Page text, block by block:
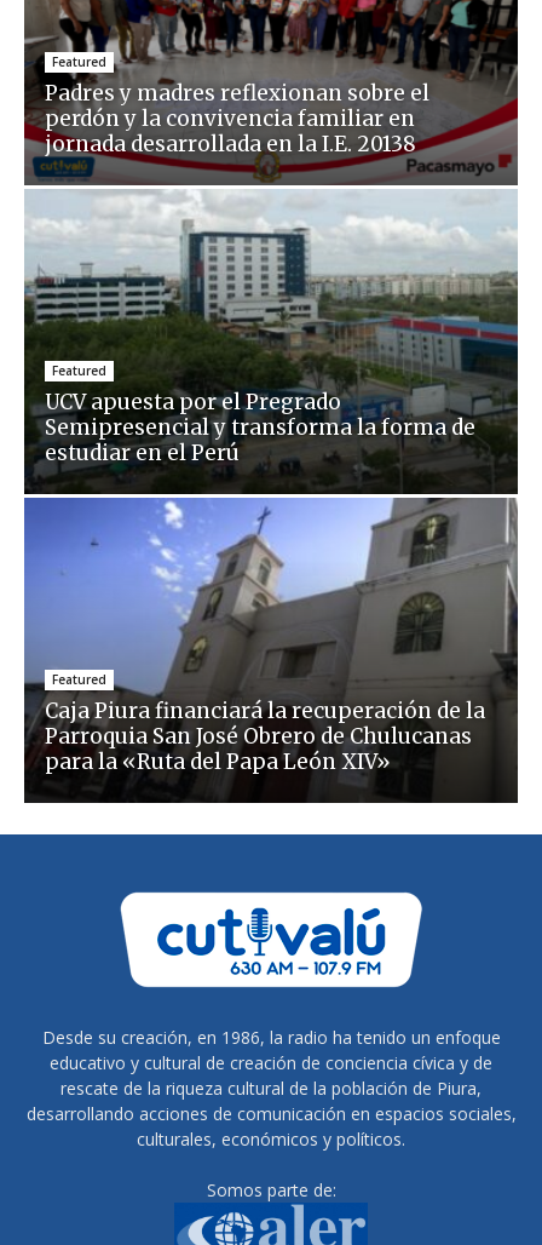
Featured
Padres y madres reflexionan sobre el
perdón y la convivencia familiar en
jornada desarrollada en la I.E. 20138
Featured
UCV apuesta por el Pregrado
Semipresencial y transforma la forma de
estudiar en el Perú
Featured
Caja Piura financiará la recuperación de la
Parroquia San José Obrero de Chulucanas
para la «Ruta del Papa León XIV»
Desde su creación, en 1986, la radio ha tenido un enfoque
educativo y cultural de creación de conciencia cívica y de
rescate de la riqueza cultural de la población de Piura,
desarrollando acciones de comunicación en espacios sociales,
culturales, económicos y políticos.
Somos parte de: